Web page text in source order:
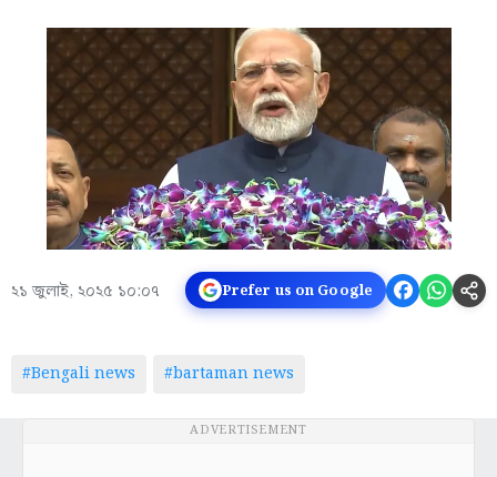
২১ জুলাই, ২০২৫ ১০:০৭ Prefer us on Google
#Bengali news #bartaman news
ADVERTISEMENT